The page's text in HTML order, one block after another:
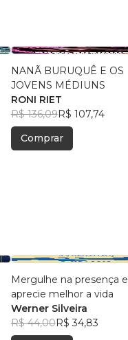
NANÃ BURUQUÊ E OS
JOVENS MÉDIUNS
RONI RIET
R$ 136,09R$ 107,74
Comprar
Mergulhe na presença e
aprecie melhor a vida
Werner Silveira
R$ 44,00R$ 34,83